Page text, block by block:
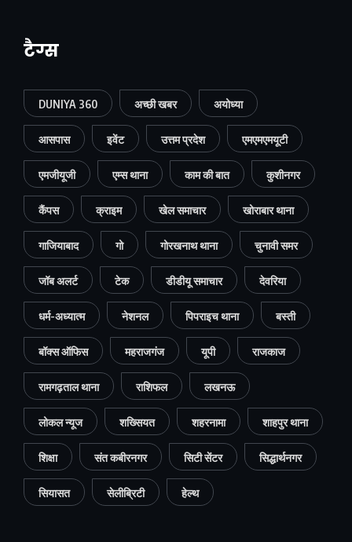
टैग्स
DUNIYA 360 अच्छी खबर अयोध्या
आसपास इवेंट उत्तम प्रदेश एमएमएमयूटी
एमजीयूजी एम्स थाना काम की बात कुशीनगर
कैंपस क्राइम खेल समाचार खोराबार थाना
गाजियाबाद गो गोरखनाथ थाना चुनावी समर
जॉब अलर्ट टेक डीडीयू समाचार देवरिया
धर्म-अध्यात्म नेशनल पिपराइच थाना बस्ती
बॉक्स ऑफिस महराजगंज यूपी राजकाज
रामगढ़ताल थाना राशिफल लखनऊ
लोकल न्यूज शख्सियत शहरनामा शाहपुर थाना
शिक्षा संत कबीरनगर सिटी सेंटर सिद्धार्थनगर
सियासत सेलीब्रिटी हेल्थ